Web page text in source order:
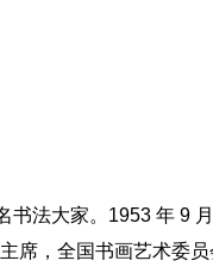
法大家。1953 年 9 月
席，全国书画艺术委